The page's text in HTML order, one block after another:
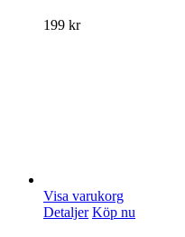
199 kr
Visa varukorg
Detaljer Köp nu